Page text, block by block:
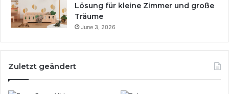
Lösung für kleine Zimmer und große
Träume
June 3, 2026
Zuletzt geändert